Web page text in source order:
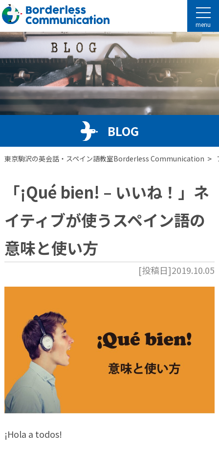
menu
BLOG
東京駒沢の英会話・スペイン語教室Borderless Communication >
「¡Qué bien! – いいね！」ネ
イティブが使うスペイン語の
意味と使い方
[投稿日]2019.10.05
¡Hola a todos!